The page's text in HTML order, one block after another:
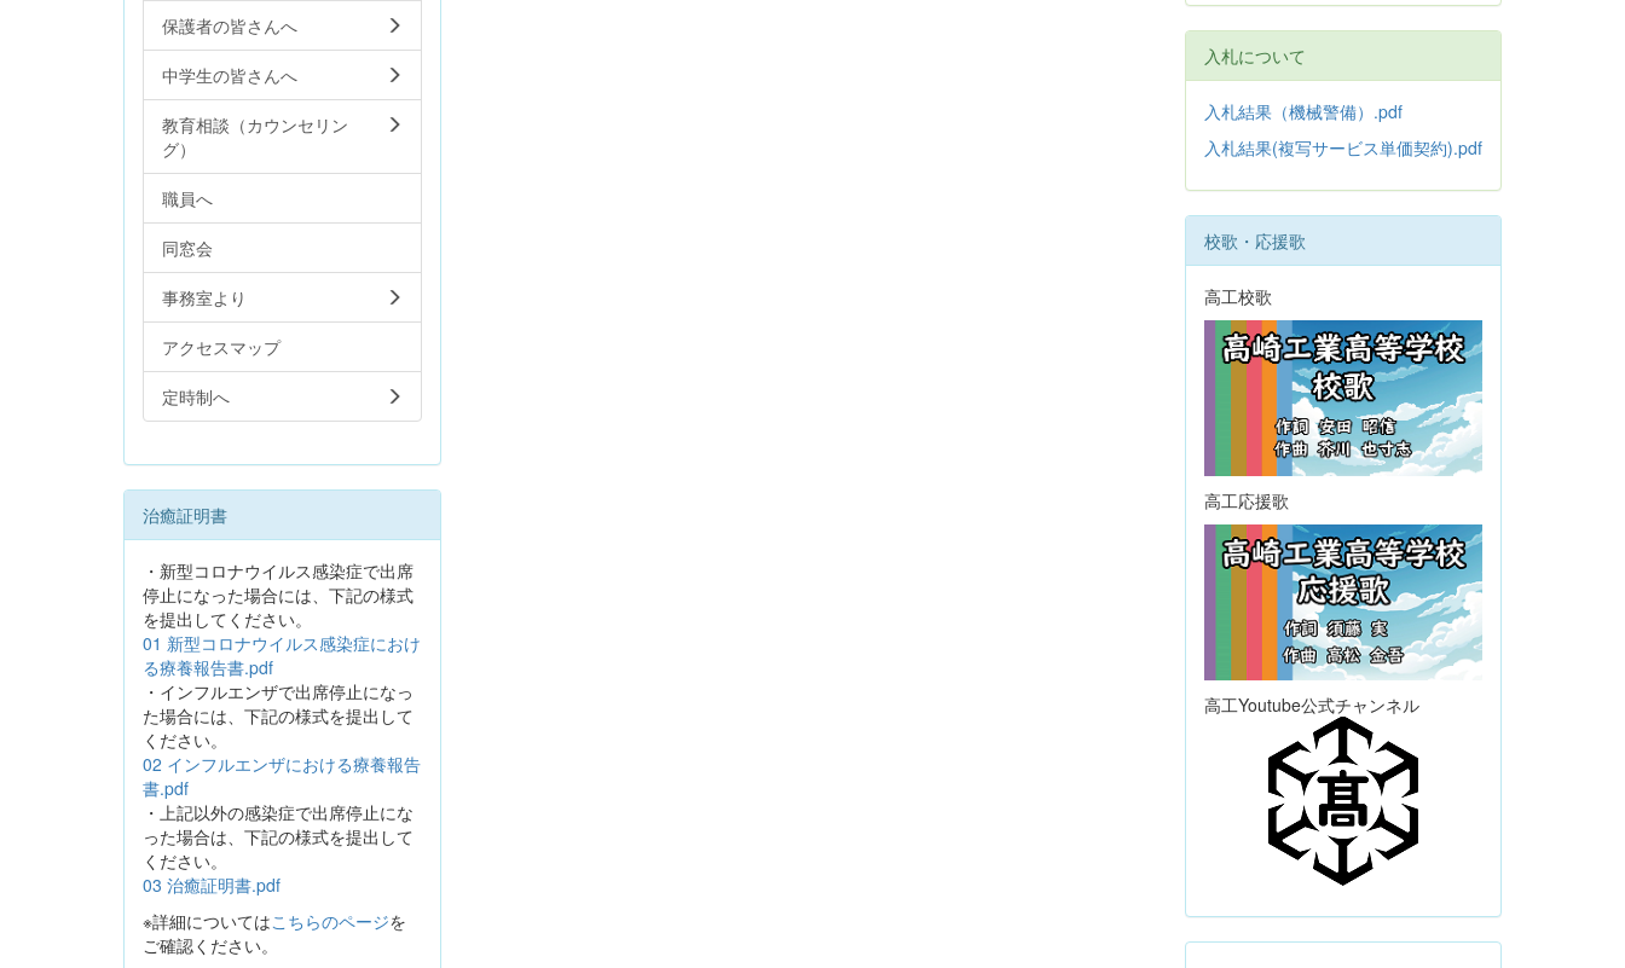
保護者の皆さんへ
中学生の皆さんへ
教育相談（カウンセリン
グ）
職員へ
同窓会
事務室より
アクセスマップ
定時制へ
治癒証明書
・新型コロナウイルス感染症で出席
停止になった場合には、下記の様式
を提出してください。
01 新型コロナウイルス感染症におけ
る療養報告書.pdf
・インフルエンザで出席停止になっ
た場合には、下記の様式を提出して
ください。
02 インフルエンザにおける療養報告
書.pdf
・上記以外の感染症で出席停止にな
った場合は、下記の様式を提出して
ください。
03 治癒証明書.pdf
※詳細についてはこちらのページを
ご確認ください。
入札について
入札結果（機械警備）.pdf
入札結果(複写サービス単価契約).pdf
校歌・応援歌
高工校歌
高工応援歌
高工Youtube公式チャンネル